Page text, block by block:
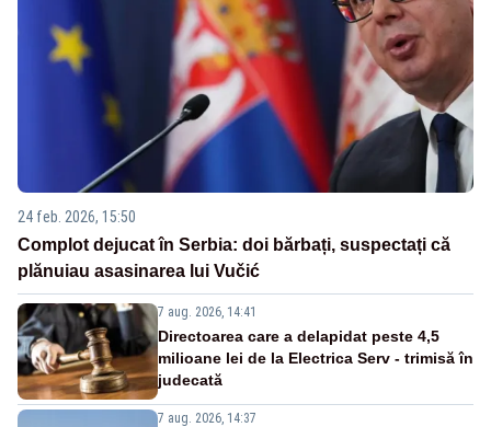
24 feb. 2026, 15:50
Complot dejucat în Serbia: doi bărbați, suspectați că
plănuiau asasinarea lui Vučić
7 aug. 2026, 14:41
Directoarea care a delapidat peste 4,5
milioane lei de la Electrica Serv - trimisă în
judecată
7 aug. 2026, 14:37